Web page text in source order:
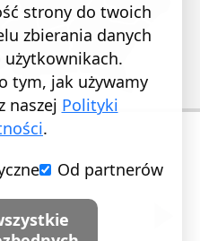
strony do twoich
zbierania danych
tym, jak używamy
naszej Polityki
.
Od partnerów